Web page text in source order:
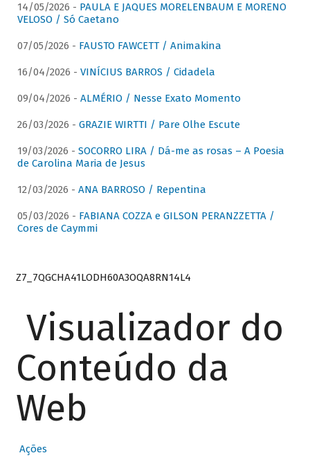
14/05/2026 - PAULA E JAQUES MORELENBAUM E MORENO
VELOSO / Só Caetano
07/05/2026 - FAUSTO FAWCETT / Animakina
16/04/2026 - VINÍCIUS BARROS / Cidadela
09/04/2026 - ALMÉRIO / Nesse Exato Momento
26/03/2026 - GRAZIE WIRTTI / Pare Olhe Escute
19/03/2026 - SOCORRO LIRA / Dá-me as rosas – A Poesia
de Carolina Maria de Jesus
12/03/2026 - ANA BARROSO / Repentina
05/03/2026 - FABIANA COZZA e GILSON PERANZZETTA /
Cores de Caymmi
Z7_7QGCHA41LODH60A3OQA8RN14L4
Visualizador do
Conteúdo da
Web
Ações